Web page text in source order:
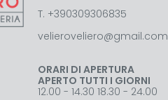
T. +390309306835
velieroveliero@gmail.com
ORARI DI APERTURA
APERTO TUTTI I GIORNI
12.00 - 14.30 18.30 - 24.00